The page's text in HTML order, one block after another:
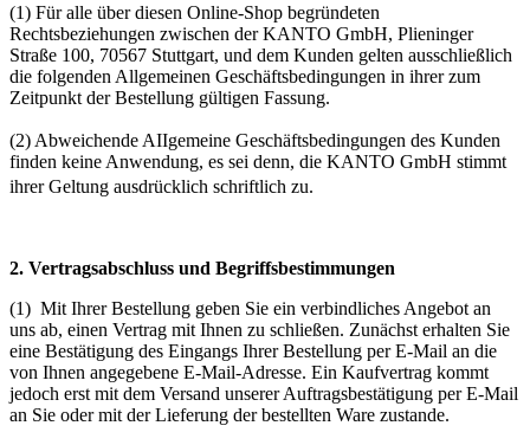
(1) Für alle über diesen Online-Shop begründeten
Rechtsbeziehungen zwischen der KANTO GmbH, Plieninger
Straße 100, 70567 Stuttgart, und dem Kunden gelten ausschließlich
die folgenden Allgemeinen Geschäftsbedingungen in ihrer zum
Zeitpunkt der Bestellung gültigen Fassung.
(2) Abweichende AIIgemeine Geschäftsbedingungen des Kunden
finden keine Anwendung, es sei denn, die KANTO GmbH stimmt
ihrer Geltung ausdrücklich schriftlich zu.
2. Vertragsabschluss und Begriffsbestimmungen
(1) Mit Ihrer Bestellung geben Sie ein verbindliches Angebot an
uns ab, einen Vertrag mit Ihnen zu schließen. Zunächst erhalten Sie
eine Bestätigung des Eingangs Ihrer Bestellung per E-Mail an die
von Ihnen angegebene E-Mail-Adresse. Ein Kaufvertrag kommt
jedoch erst mit dem Versand unserer Auftragsbestätigung per E-Mail
an Sie oder mit der Lieferung der bestellten Ware zustande.